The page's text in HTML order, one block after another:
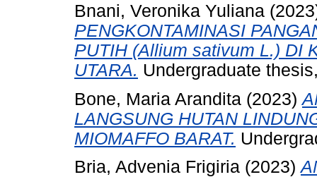
Bnani, Veronika Yuliana
PENGKONTAMINASI
PUTIH (Allium sativum L.) DI
UTARA. Undergraduate
Bone, Maria Arandita (2023)
LANGSUNG HUTAN
MIOMAFFO BARAT.
Bria, Advenia Frigiria (2023)